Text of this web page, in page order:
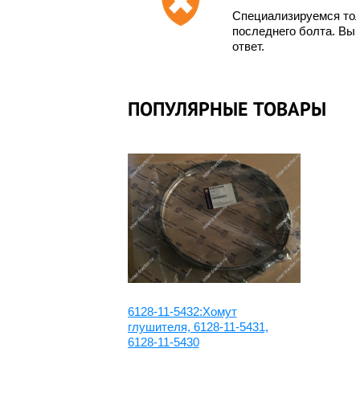
Специализируемся
последнего болта.
ответ.
ПОПУЛЯРНЫЕ ТОВАРЫ
6128-11-5432:Хомут
глушителя, 6128-11-5431,
6128-11-5430